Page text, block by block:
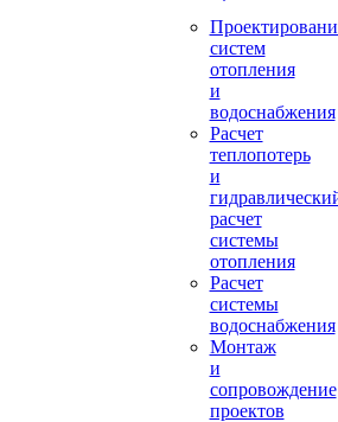
систем
отопления
и
водоснабжения
Расчет
теплопотерь
и
расчет
системы
отопления
Расчет
системы
водоснабжения
Монтаж
и
сопровождение
проектов